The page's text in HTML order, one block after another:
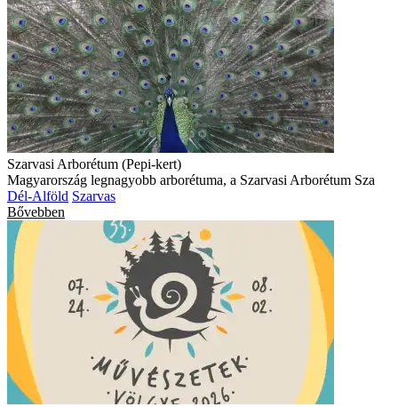
Szarvasi Arborétum (Pepi-kert)
Magyarország legnagyobb arborétuma, a Szarvasi Arborétum Sza
Dél-Alföld Szarvas
Bővebben